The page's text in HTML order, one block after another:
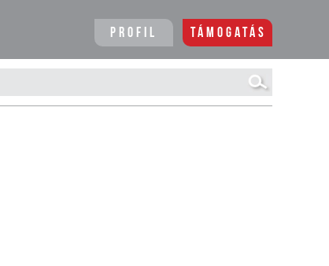
Profil Támogatás